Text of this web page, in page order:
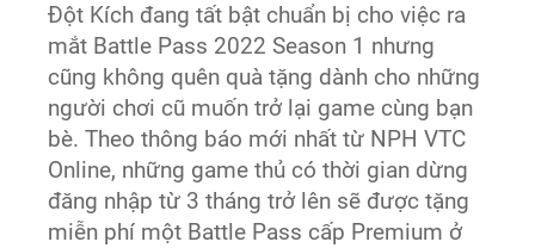
Đột Kích đang tất bật chuẩn bị cho việc ra
mắt Battle Pass 2022 Season 1 nhưng
cũng không quên quà tặng dành cho những
người chơi cũ muốn trở lại game cùng bạn
bè. Theo thông báo mới nhất từ NPH VTC
Online, những game thủ có thời gian dừng
đăng nhập từ 3 tháng trở lên sẽ được tặng
miễn phí một Battle Pass cấp Premium ở